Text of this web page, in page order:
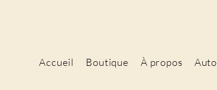
Accueil Boutique À propos